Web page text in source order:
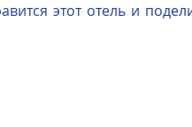
The Oberoi Lombok, Indonesia
этот отель и